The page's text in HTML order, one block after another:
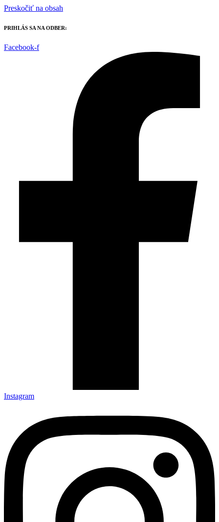
Preskočiť na obsah
PRIHLÁS SA NA ODBER:
Facebook-f
Instagram